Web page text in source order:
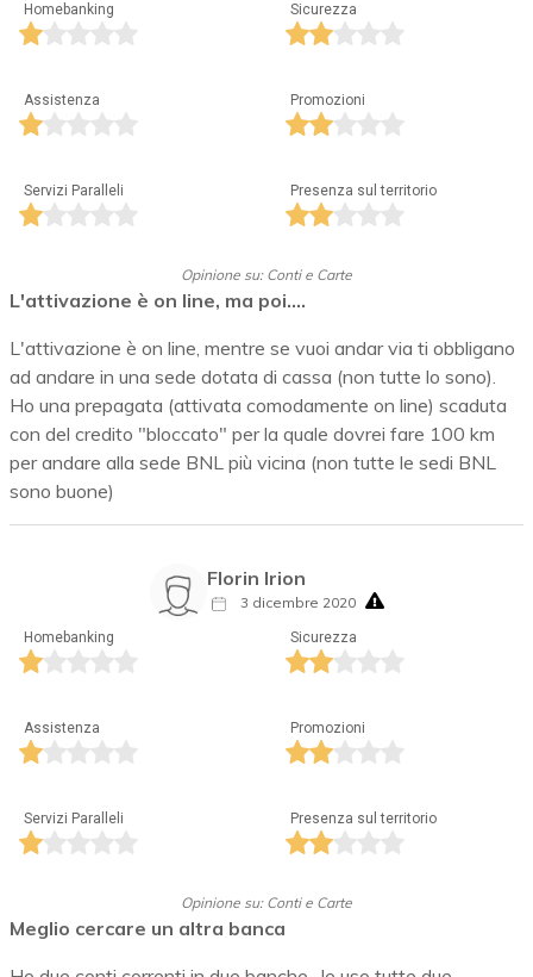
Homebanking Sicurezza
Assistenza Promozioni
Servizi Paralleli Presenza sul territorio
Opinione su: Conti e Carte
L'attivazione è on line, ma poi....
L'attivazione è on line, mentre se vuoi andar via ti obbligano
ad andare in una sede dotata di cassa (non tutte lo sono).
Ho una prepagata (attivata comodamente on line) scaduta
con del credito "bloccato" per la quale dovrei fare 100 km
per andare alla sede BNL più vicina (non tutte le sedi BNL
sono buone)
Florin Irion
3 dicembre 2020
Homebanking Sicurezza
Assistenza Promozioni
Servizi Paralleli Presenza sul territorio
Opinione su: Conti e Carte
Meglio cercare un altra banca